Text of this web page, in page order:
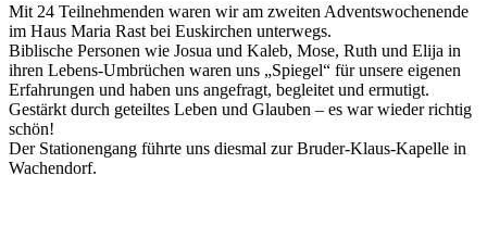
Mit 24 Teilnehmenden waren wir am zweiten Adventswochenende
im Haus Maria Rast bei Euskirchen unterwegs.
Biblische Personen wie Josua und Kaleb, Mose, Ruth und Elija in
ihren Lebens-Umbrüchen waren uns „Spiegel“ für unsere eigenen
Erfahrungen und haben uns angefragt, begleitet und ermutigt.
Gestärkt durch geteiltes Leben und Glauben – es war wieder richtig
schön!
Der Stationengang führte uns diesmal zur Bruder-Klaus-Kapelle in
Wachendorf.